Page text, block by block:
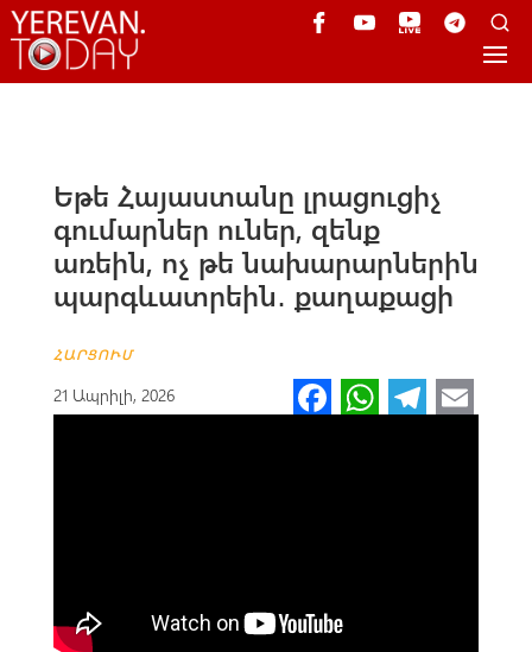
Եթե Հայաստանը լրացուցիչ
գումարներ ուներ, զենք
առեին, ոչ թե նախարարներին
պարգևատրեին․ քաղաքացի
ՀԱՐՑՈՒՄ
21 Ապրիլի, 2026 Fa W Te